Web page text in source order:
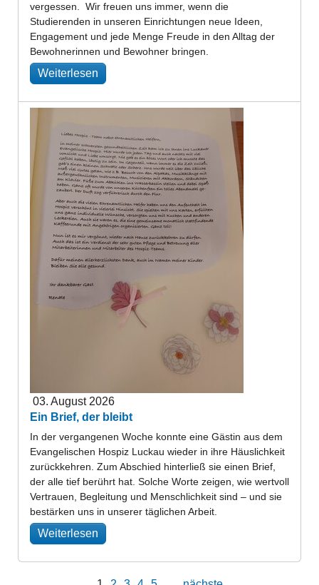
vergessen. Wir freuen uns immer, wenn die
Studierenden in unseren Einrichtungen neue Ideen,
Engagement und jede Menge Freude in den Alltag der
Bewohnerinnen und Bewohner bringen.
Weiterlesen
03. August 2026
Ein Brief, der bleibt
In der vergangenen Woche konnte eine Gästin aus dem
Evangelischen Hospiz Luckau wieder in ihre Häuslichkeit
zurückkehren. Zum Abschied hinterließ sie einen Brief,
der alle tief berührt hat. Solche Worte zeigen, wie wertvoll
Vertrauen, Begleitung und Menschlichkeit sind – und sie
bestärken uns in unserer täglichen Arbeit.
Weiterlesen